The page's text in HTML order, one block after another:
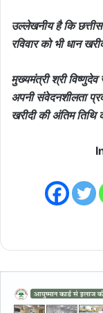
उल्लेखनीय है कि
रविवार को भी धान
मुख्यमंत्री श्री
अपनी संवेदनशीलता
खरीदी की अंतिम तिथि